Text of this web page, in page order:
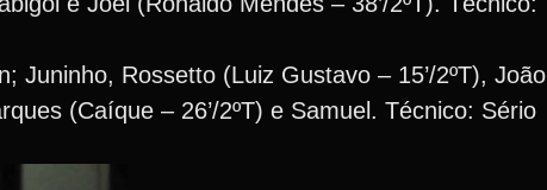
Juninho, Rossetto (Luiz Gustavo – 15’/2ºT), João
(Caíque – 26’/2ºT) e Samuel. Técnico: Sério